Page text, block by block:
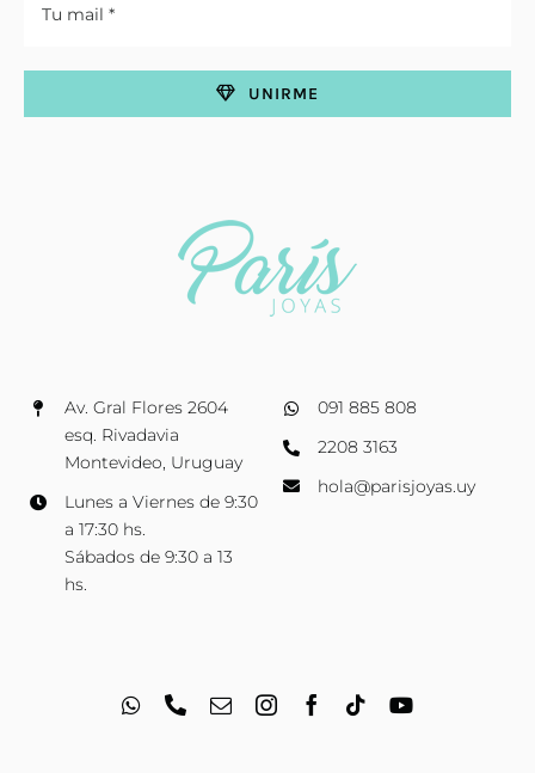
Av. Gral Flores 2604
esq. Rivadavia
Montevideo, Uruguay
Lunes a Viernes de 9:30
a 17:30 hs.
Sábados de 9:30 a 13
hs.
091 885 808
2208 3163
hola@parisjoyas.uy
UNIRME